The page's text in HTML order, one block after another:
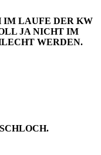
IM LAUFE DER KW
JA NICHT IM
WERDEN.